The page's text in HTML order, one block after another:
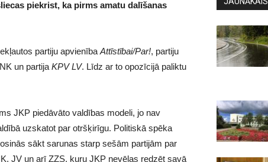
piekrist, ka pirms amatu dalīšanas
partiju apvienība Attīstībai/Par!, partiju
un partija KPV LV. Līdz ar to opozīcijā paliktu
JKP piedāvāto valdības modeli, jo nav
uzskatot par otršķirīgu. Politiskā spēka
sākt sarunas starp sešām partijām par
JV un arī ZZS, kuru JKP nevēlas redzēt savā